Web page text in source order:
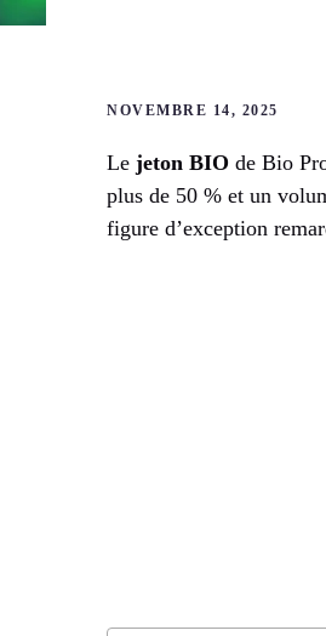
NOVEMBRE 14, 2025
Le jeton BIO de Bio
plus de 50 % et un
figure d’exception